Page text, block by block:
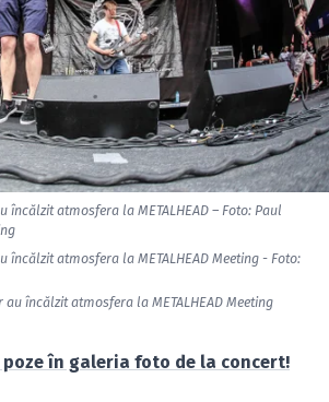
încălzit atmosfera la METALHEAD – Foto: Paul
încălzit atmosfera la METALHEAD Meeting - Foto:
au încălzit atmosfera la METALHEAD Meeting
poze în galeria foto de la concert!